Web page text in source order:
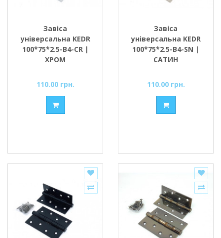
Завіса
універсальна KEDR
100*75*2.5-В4-CR |
ХРОМ
110.00 грн.
Завіса
універсальна KEDR
100*75*2.5-В4-SN |
САТИН
110.00 грн.